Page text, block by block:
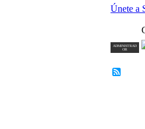
Únete
ADMINISTRAD
OR